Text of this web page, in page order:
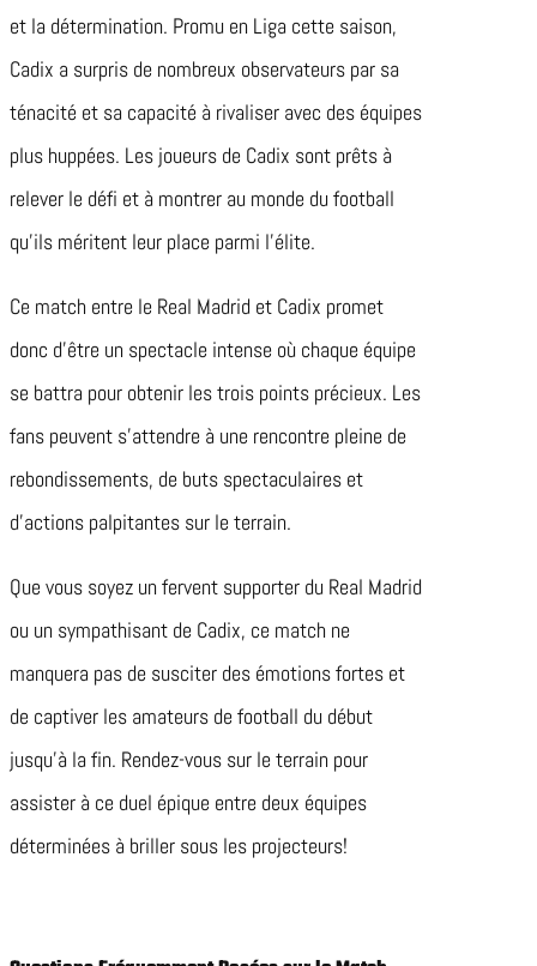
et la détermination. Promu en Liga cette saison,
Cadix a surpris de nombreux observateurs par sa
ténacité et sa capacité à rivaliser avec des équipes
plus huppées. Les joueurs de Cadix sont prêts à
relever le défi et à montrer au monde du football
qu’ils méritent leur place parmi l’élite.
Ce match entre le Real Madrid et Cadix promet
donc d’être un spectacle intense où chaque équipe
se battra pour obtenir les trois points précieux. Les
fans peuvent s’attendre à une rencontre pleine de
rebondissements, de buts spectaculaires et
d’actions palpitantes sur le terrain.
Que vous soyez un fervent supporter du Real Madrid
ou un sympathisant de Cadix, ce match ne
manquera pas de susciter des émotions fortes et
de captiver les amateurs de football du début
jusqu’à la fin. Rendez-vous sur le terrain pour
assister à ce duel épique entre deux équipes
déterminées à briller sous les projecteurs!